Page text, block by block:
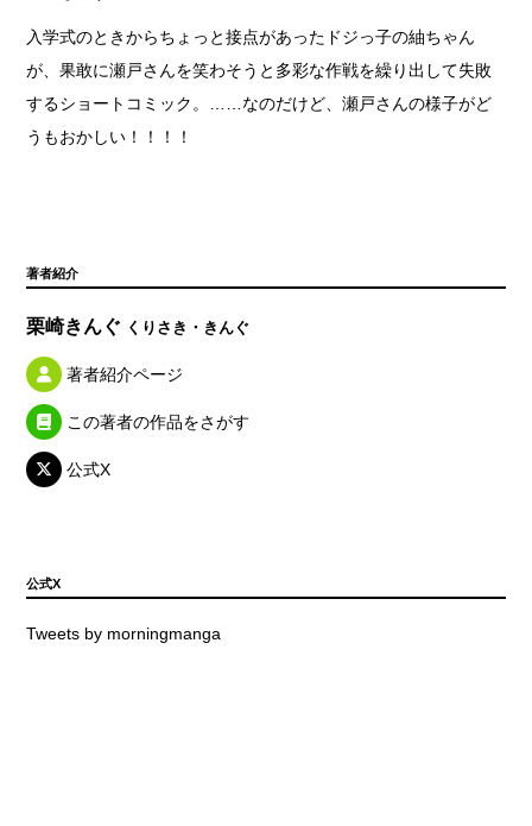
入学式のときからちょっと接点があったドジっ子の紬ちゃん
が、果敢に瀬戸さんを笑わそうと多彩な作戦を繰り出して失敗
するショートコミック。……なのだけど、瀬戸さんの様子がど
うもおかしい！！！！
著者紹介
栗崎きんぐ くりさき・きんぐ
著者紹介ページ
この著者の作品をさがす
公式X
公式X
Tweets by morningmanga